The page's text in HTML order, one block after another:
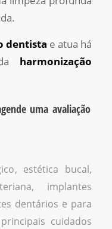
dentista e atua há
harmonização
uma avaliação
, estética bucal,
, implantes
dentários e para
cuidados